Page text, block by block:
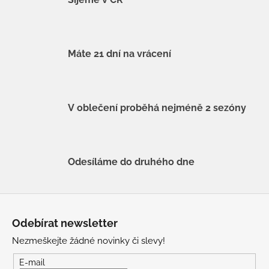
Máte 21 dní na vrácení
V oblečení proběhá nejméně 2 sezóny
Odesíláme do druhého dne
Odebírat newsletter
Nezmeškejte žádné novinky či slevy!
E-mail